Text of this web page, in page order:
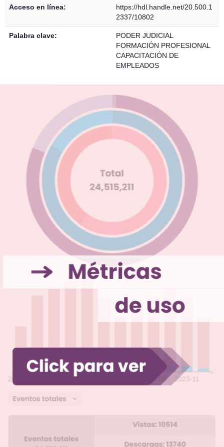
Acceso en línea:
https://hdl.handle.net/20.500.1
2337/10802
Palabra clave:
PODER JUDICIAL
FORMACIÓN PROFESIONAL
CAPACITACIÓN DE
EMPLEADOS